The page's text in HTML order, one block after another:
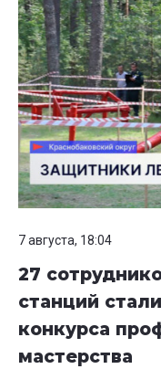
7 августа, 18:04
27
станций
конкурса
мастерства